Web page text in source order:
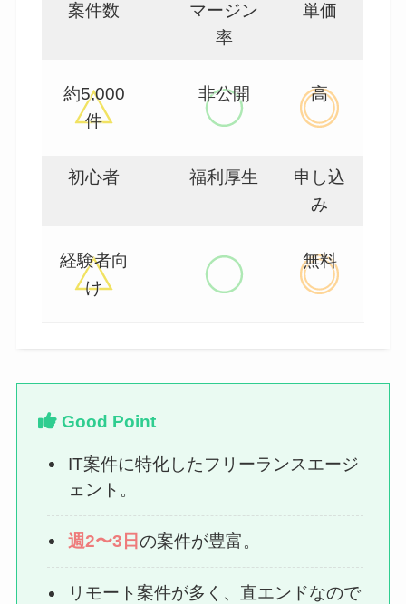
案件数
マージン
率
単価
約5,000
件
非公開 高
初心者 福利厚生
申し込
み
経験者向
け
無料
Good Point
IT案件に特化したフリーランスエージ
ェント。
週2〜3日の案件が豊富。
リモート案件が多く、直エンドなので